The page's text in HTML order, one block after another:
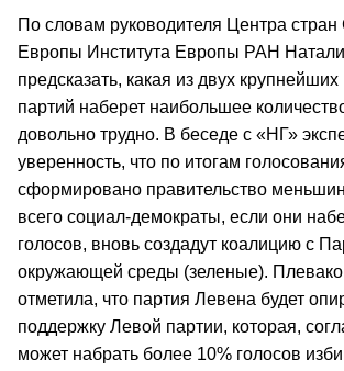
По словам руководителя Центра
Европы Института Европы РАН
предсказать, какая из двух
партий наберет наибольшее
довольно трудно. В беседе с «НГ»
уверенность, что по итогам
сформировано правительство
всего социал-демократы, если они
голосов, вновь создадут коалицию с
окружающей среды (зеленые). Плевако
отметила, что партия Левена будет
поддержку Левой партии, которая,
может набрать более 10% голосов